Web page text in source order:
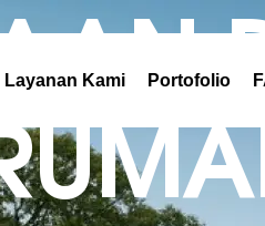
Layanan Kami Portofolio